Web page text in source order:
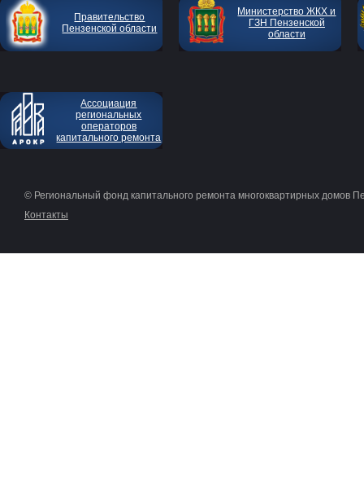
Правительство
Пензенской области
Министерство ЖКХ и
ГЗН Пензенской
области
Ассоциация
региональных
операторов
капитального ремонта
© Региональный фонд капитального ремонта многоквартирных домов
Контакты